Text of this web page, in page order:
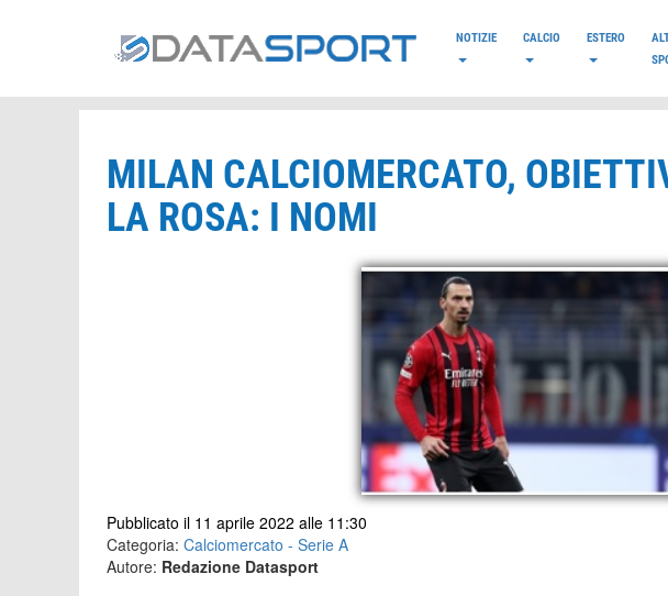
NOTIZIE CALCIO ESTERO
MILAN CALCIOMERCATO,
LA ROSA: I NOMI
Pubblicato il 11 aprile 2022 alle 11:30
Categoria: Calciomercato - Serie A
Autore: Redazione Datasport